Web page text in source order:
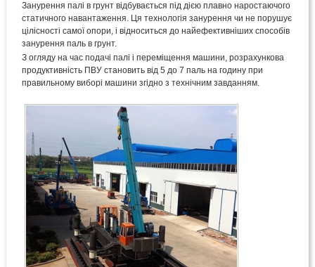
Занурення палі в грунт відбувається під дією плавно наростаючого
статичного навантаження. Ця технологія занурення чи не порушує
цілісності самої опори, і відноситься до найефективніших способів
занурення паль в грунт.
З огляду на час подачі палі і переміщення машини, розрахункова
продуктивність ПВУ становить від 5 до 7 паль на годину при
правильному виборі машини згідно з технічним завданням.